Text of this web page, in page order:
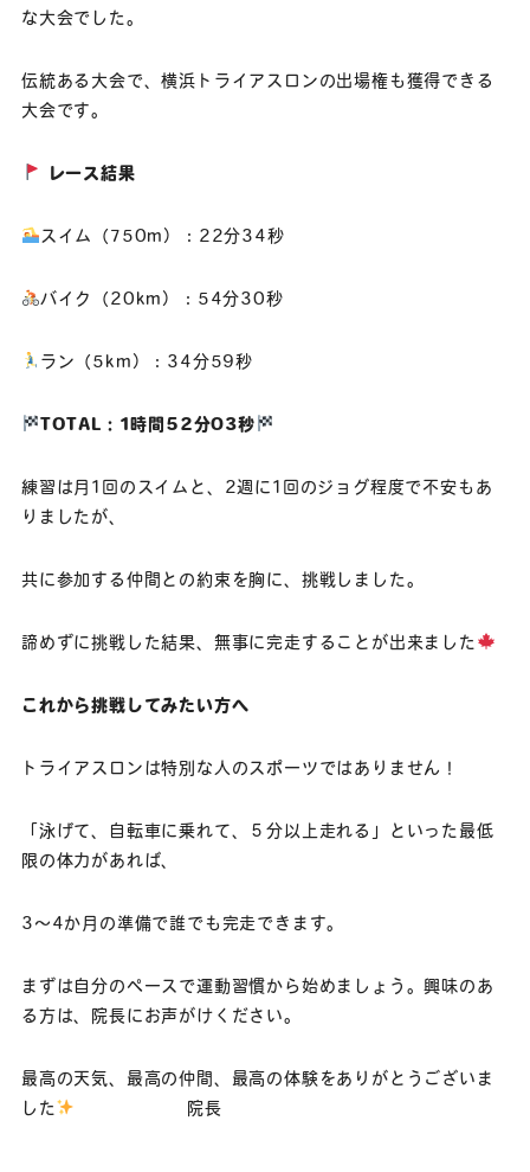
な大会でした。
伝統ある大会で、横浜トライアスロンの出場権も獲得できる
大会です。
レース結果
スイム（750m）：22分34秒
バイク（20km）：54分30秒
ラン（5km）：34分59秒
TOTAL：1時間52分03秒
練習は月1回のスイムと、2週に1回のジョグ程度で不安もあ
りましたが、
共に参加する仲間との約束を胸に、挑戦しました。
諦めずに挑戦した結果、無事に完走することが出来ました
これから挑戦してみたい方へ
トライアスロンは特別な人のスポーツではありません！
「泳げて、自転車に乗れて、５分以上走れる」といった最低
限の体力があれば、
3〜4か月の準備で誰でも完走できます。
まずは自分のペースで運動習慣から始めましょう。興味のあ
る方は、院長にお声がけください。
最高の天気、最高の仲間、最高の体験をありがとうございま
した
院長